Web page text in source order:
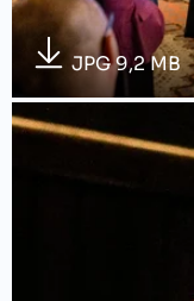
JPG 9,2 MB